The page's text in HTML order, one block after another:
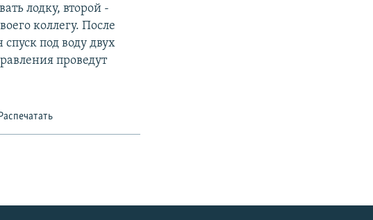
лодку, второй -
коллегу. После
под воду двух
проведут